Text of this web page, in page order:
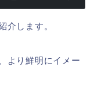
介します。
より鮮明にイメー